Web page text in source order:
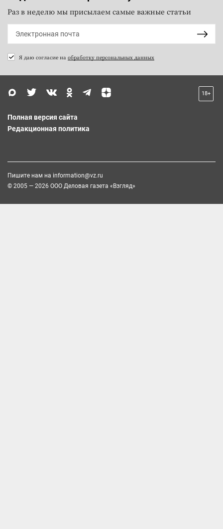
Раз в неделю мы присылаем самые важные статьи
Я даю согласие на обработку персональных данных
18+
Полная версия сайта
Редакционная политика
Пишите нам на information@vz.ru
© 2005 — 2026 ООО Деловая газета «Взгляд»